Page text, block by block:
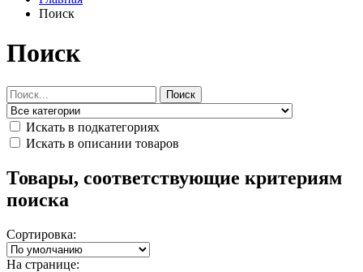
Поиск
Поиск
Поиск
Искать в подкатегориях
Искать в описании товаров
Товары, соответствующие критериям
поиска
Сортировка:
На странице: